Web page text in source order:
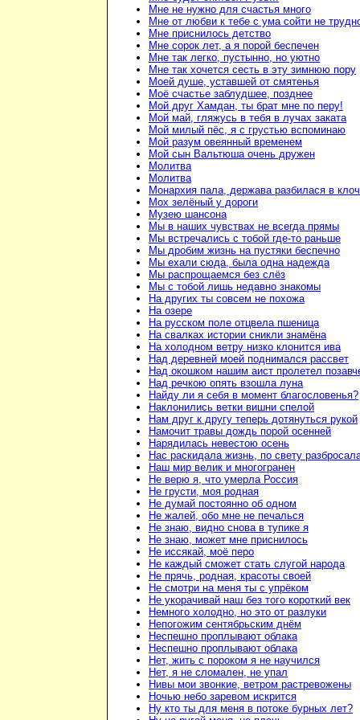
Мне не нужно для счастья много
Мне от любви к тебе с ума сойти не
Мне приснилось детство
Мне сорок лет, а я порой беспечен
Мне так легко, пустынно, но уютно
Мне так хочется сесть в эту зимнюю пору
Моей душе, уставшей от смятенья
Моё счастье заблудшее, позднее
Мой друг Хамдан, ты брат мне по перу!
Мой май, гляжусь в тебя в лучах заката
Мой милый пёс, я с грустью вспоминаю
Мой разум овеянный временем
Мой сын Вальтюша очень дружен
Молитва
Молитва
Монархия пала, держава разбилася в
Мох зелёный у дороги
Музею шансона
Мы в наших чувствах не всегда прямы
Мы встречались с тобой где-то раньше
Мы дробим жизнь на пустяки беспечно
Мы ехали сюда, была одна надежда
Мы распрощаемся без слёз
Мы с тобой лишь недавно знакомы
На других ты совсем не похожа
На озере
На русском поле отцвела пшеница
На свалках истории сникли знамёна
На холодном ветру низко клонится ива
Над деревней моей поднимался рассвет
Над окошком нашим аист пролетел
Над речкою опять взошла луна
Найду ли я себя в момент благословенья?
Наклонились ветки вишни спелой
Нам друг к другу теперь дотянуться рукой
Намочит травы дождь порой осенней
Нарядилась невестою осень
Нас раскидала жизнь, по свету
Наш мир велик и многогранен
Не верю я, что умерла Россия
Не грусти, моя родная
Не думай постоянно об одном
Не жалей, обо мне не печалься
Не знаю, видно снова в тупике я
Не знаю, может мне приснилось
Не иссякай, моё перо
Не каждый сможет стать слугой народа
Не прячь, родная, красоты своей
Не смотри на меня ты с упрёком
Не укорачивай наш без того короткий век
Немного холодно, но это от разлуки
Непогожим сентябрьским днём
Неспешно проплывают облака
Неспешно проплывают облака
Нет, жить с пороком я не научился
Нет, я не сломален, не упал
Нивы мои звонкие, ветром растревожены
Ночью небо заревом искрится
Ну кто ты для меня в потоке бурных лет?